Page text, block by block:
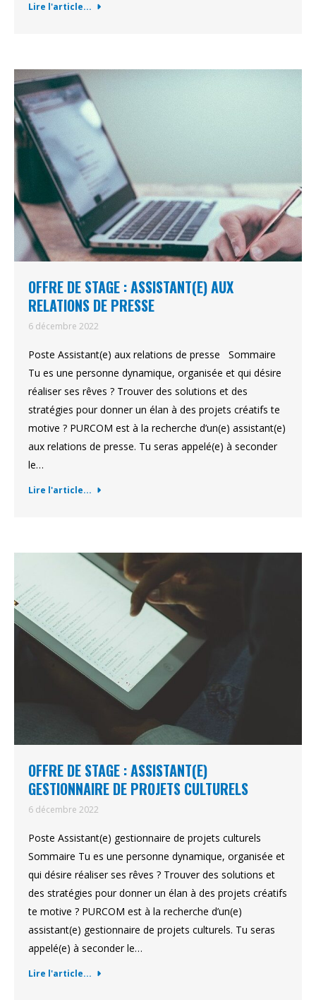
Lire l'article...
OFFRE DE STAGE : ASSISTANT(E) AUX
RELATIONS DE PRESSE
6 décembre 2022
Poste Assistant(e) aux relations de presse Sommaire
Tu es une personne dynamique, organisée et qui désire
réaliser ses rêves ? Trouver des solutions et des
stratégies pour donner un élan à des projets créatifs te
motive ? PURCOM est à la recherche d’un(e) assistant(e)
aux relations de presse. Tu seras appelé(e) à seconder
le…
Lire l'article...
OFFRE DE STAGE : ASSISTANT(E)
GESTIONNAIRE DE PROJETS CULTURELS
6 décembre 2022
Poste Assistant(e) gestionnaire de projets culturels
Sommaire Tu es une personne dynamique, organisée et
qui désire réaliser ses rêves ? Trouver des solutions et
des stratégies pour donner un élan à des projets créatifs
te motive ? PURCOM est à la recherche d’un(e)
assistant(e) gestionnaire de projets culturels. Tu seras
appelé(e) à seconder le…
Lire l'article...